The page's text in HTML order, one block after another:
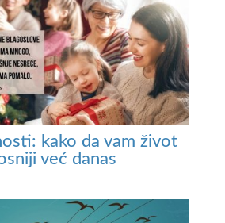
kako da vam život
već danas